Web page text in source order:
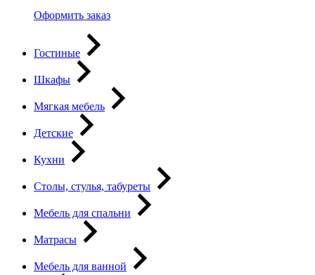
Оформить заказ
Гостиные
Шкафы
Мягкая мебель
Детские
Кухни
Столы, стулья, табуреты
Мебель для спальни
Матрасы
Мебель для ванной